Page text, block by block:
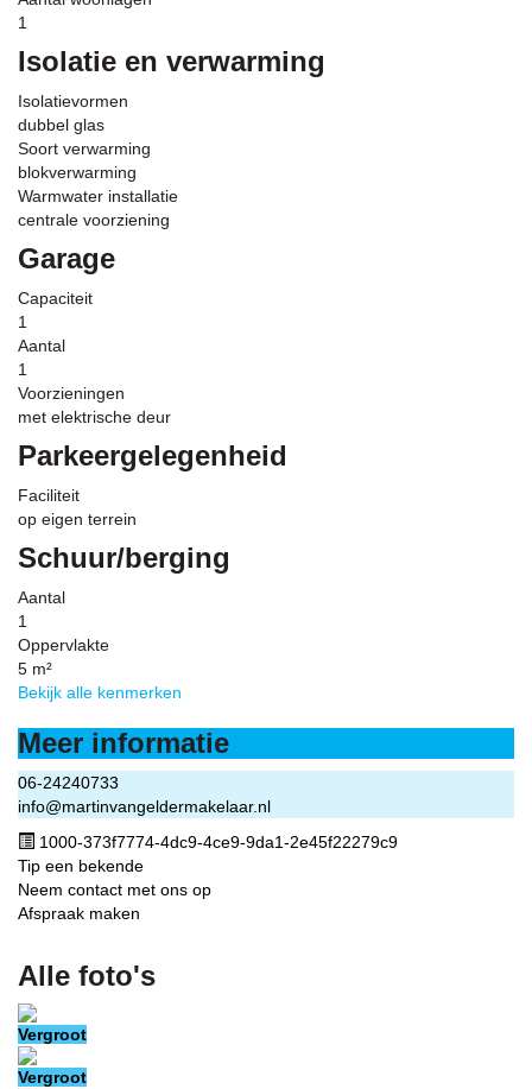
1
Isolatie en verwarming
Isolatievormen
dubbel glas
Soort verwarming
blokverwarming
Warmwater installatie
centrale voorziening
Garage
Capaciteit
1
Aantal
1
Voorzieningen
met elektrische deur
Parkeergelegenheid
Faciliteit
op eigen terrein
Schuur/berging
Aantal
1
Oppervlakte
5 m²
Bekijk alle kenmerken
Meer informatie
06-24240733
info@martinvangeldermakelaar.nl
1000-373f7774-4dc9-4ce9-9da1-2e45f22279c9
Tip een bekende
Neem contact met ons op
Afspraak maken
Alle foto's
Vergroot
Vergroot